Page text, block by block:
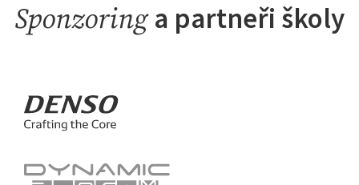
Sponzoringa partneři školy